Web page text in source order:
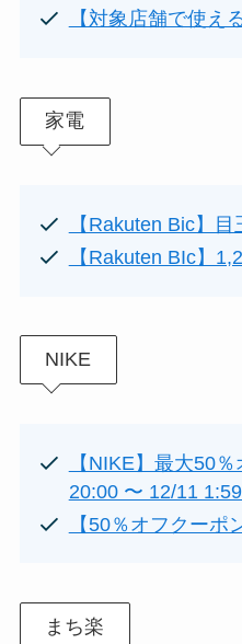
【対象店舗で使え
家電
【Rakuten Bic】目
【Rakuten BIc】
NIKE
【NIKE】最大50
20:00 〜 12/11 1:59
【50％オフクーポ
まち楽